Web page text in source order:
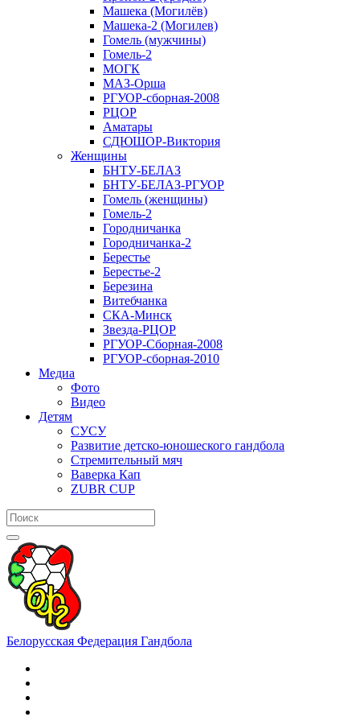
Машека (Могилёв)
Машека-2 (Могилев)
Гомель (мужчины)
Гомель-2
МОГК
МАЗ-Орша
РГУОР-сборная-2008
РЦОР
Аматары
СДЮШОР-Виктория
Женщины
БНТУ-БЕЛАЗ
БНТУ-БЕЛАЗ-РГУОР
Гомель (женщины)
Гомель-2
Городничанка
Городничанка-2
Берестье
Берестье-2
Березина
Витебчанка
СКА-Минск
Звезда-РЦОР
РГУОР-Сборная-2008
РГУОР-сборная-2010
Медиа
Фото
Видео
Детям
СУСУ
Развитие детско-юношеского гандбола
Стремительный мяч
Ваверка Кап
ZUBR CUP
Белорусская Федерация Гандбола